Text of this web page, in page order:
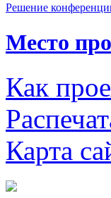
Решение
Место
Как
Карта